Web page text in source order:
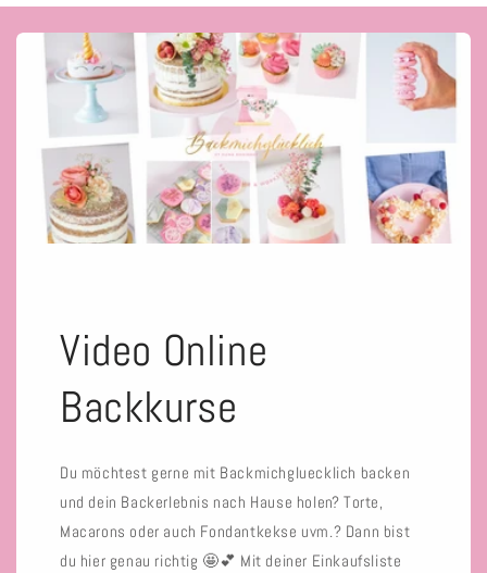
Video Online
Backkurse
Du möchtest gerne mit Backmichgluecklich backen
und dein Backerlebnis nach Hause holen? Torte,
Macarons oder auch Fondantkekse uvm.? Dann bist
du hier genau richtig 🤩💕 Mit deiner Einkaufsliste